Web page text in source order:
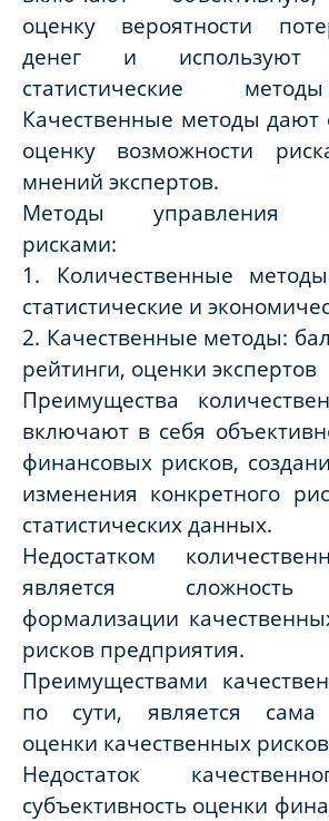
оценку вероятности
денег и используют
статистические
Качественные методы дают
оценку возможности
мнений экспертов.
Методы управления
рисками:
1. Количественные
статистические и
2. Качественные методы:
рейтинги, оценки экспертов
Преимущества
включают в себя
финансовых рисков,
изменения конкретного
статистических данных.
Недостатком
является сложность
формализации
рисков предприятия.
Преимуществами
по сути, является сама
оценки качественных
Недостаток
субъективность оценки